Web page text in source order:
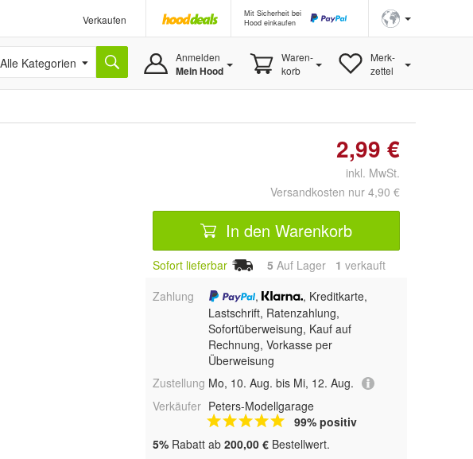
Verkaufen
Mit Sicherheit bei
Hood einkaufen
Alle Kategorien Anmelden
Mein Hood
Waren-
korb
Merk-
zettel
2,99 €
inkl. MwSt.
Versandkosten nur 4,90 €
In den Warenkorb
Sofort lieferbar 5 Auf Lager 1 verkauft
Zahlung
,
, Kreditkarte,
Lastschrift, Ratenzahlung,
Sofortüberweisung, Kauf auf
Rechnung, Vorkasse per
Überweisung
Zustellung Mo, 10. Aug. bis Mi, 12. Aug.
Verkäufer Peters-Modellgarage
99% positiv
5% Rabatt ab 200,00 € Bestellwert.